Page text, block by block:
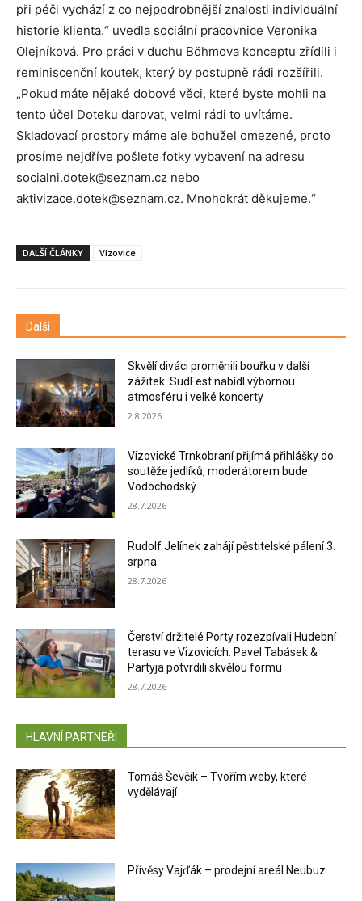
při péči vychází z co nejpodrobnější znalosti individuální
historie klienta.“ uvedla sociální pracovnice Veronika
Olejníková. Pro práci v duchu Böhmova konceptu zřídili i
reminiscenční koutek, který by postupně rádi rozšířili.
„Pokud máte nějaké dobové věci, které byste mohli na
tento účel Doteku darovat, velmi rádi to uvítáme.
Skladovací prostory máme ale bohužel omezené, proto
prosíme nejdříve pošlete fotky vybavení na adresu
socialni.dotek@seznam.cz nebo
aktivizace.dotek@seznam.cz. Mnohokrát děkujeme.“
DALŠÍ ČLÁNKY Vizovice
Další
Skvělí diváci proměnili bouřku v další
zážitek. SudFest nabídl výbornou
atmosféru i velké koncerty
2.8.2026
Vizovické Trnkobraní přijímá přihlášky do
soutěže jedlíků, moderátorem bude
Vodochodský
28.7.2026
Rudolf Jelínek zahájí pěstitelské pálení 3.
srpna
28.7.2026
Čerství držitelé Porty rozezpívali Hudební
terasu ve Vizovicích. Pavel Tabásek &
Partyja potvrdili skvělou formu
28.7.2026
HLAVNÍ PARTNEŘI
Tomáš Ševčík – Tvořím weby, které
vydělávají
Přívěsy Vajďák – prodejní areál Neubuz